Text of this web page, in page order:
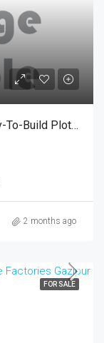
Premium 1.19 Katha (858 Sq Ft) Ready-To-Build Plot For Sale At Sheikh Para Near KDA Avenue, Khulna | খুলনা কেডিএ এভিনিউ শেখপাড়ায় শিববাড়ী ও ময়লাপোতা মোড়ের মাঝে ১.১৯ কাঠার রেডি প্লট বিক্রয়
2 months ago
FOR SALE